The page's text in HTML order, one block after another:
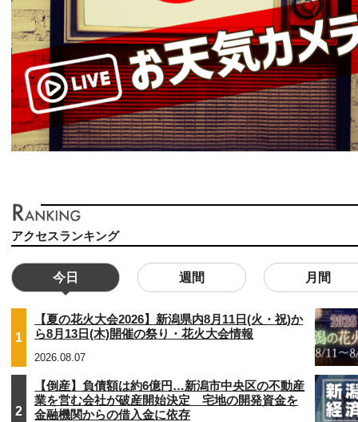
アクセスランキング
今日 週間 月間
1
【夏の花火大会2026】新潟県内8月11日(火・祝)か
ら8月13日(木)開催の祭り・花火大会情報
2026.08.07
2
【倒産】負債額は約6億円…新潟市中央区の不動産
業を営む会社が破産開始決定 宅地の開発資金を
金融機関からの借入金に依存